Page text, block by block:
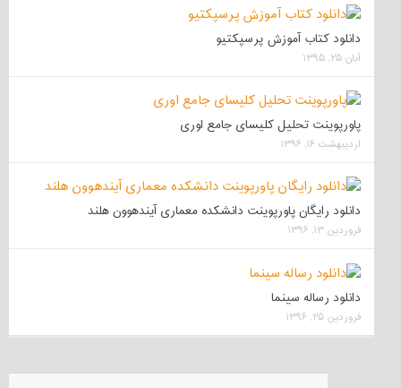
دانلود کتاب آموزش پرسپکتیو
آبان ۲۵, ۱۳۹۵
پاورپوینت تحلیل کلیسای جامع اوری
اردیبهشت ۱۶, ۱۳۹۶
دانلود رایگان پاورپوینت دانشکده معماری آیندهوون هلند
فروردین ۱۳, ۱۳۹۶
دانلود رساله سینما
فروردین ۲۵, ۱۳۹۶